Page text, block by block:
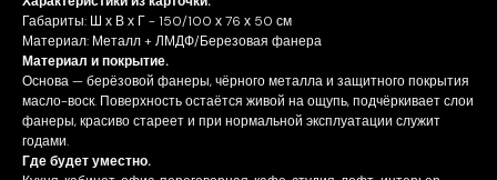
Габариты: Ш х В х Г - 150/100 х 76 х 50 см
Материал: Металл + ЛМДФ/Березовая фанера
Материал и покрытие.
Основа — берёзовой фанеры, чёрного металла и защитного покрытия
масло-воск. Поверхность остаётся живой на ощупь, подчёркивает слои
фанеры, красиво стареет и при нормальной эксплуатации служит
годами.
Где будет уместно.